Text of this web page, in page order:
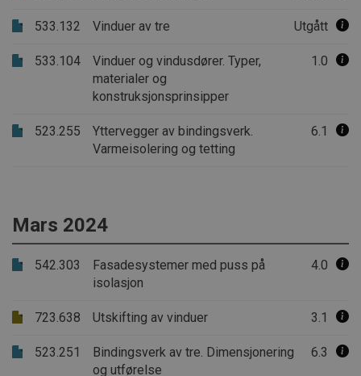
533.132 Vinduer av tre Utgått
533.104
Vinduer og vindusdører. Typer,
materialer og
konstruksjonsprinsipper
1.0
523.255
Yttervegger av bindingsverk.
Varmeisolering og tetting
6.1
Mars 2024
542.303
Fasadesystemer med puss på
isolasjon
4.0
723.638 Utskifting av vinduer 3.1
523.251
Bindingsverk av tre. Dimensjonering
og utførelse
6.3
.AspNetCore.Correlation.H6VI-
.AspNetCore.Correlation.-oKcNjfCyl-A-YWPXKcgbb9L-